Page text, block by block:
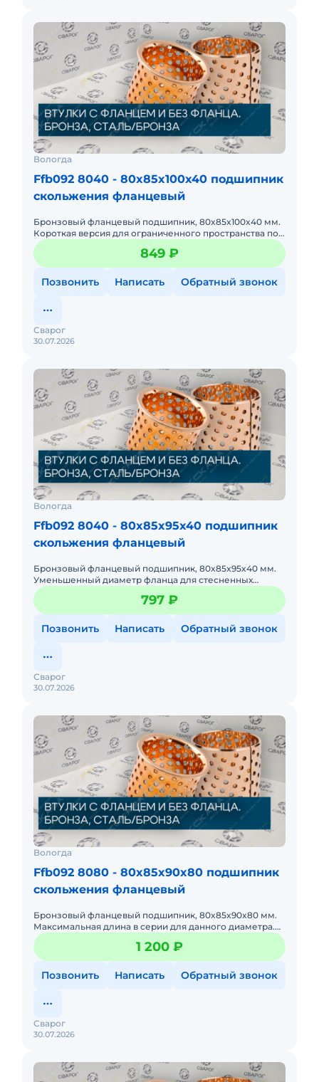
Вологда
Ffb092 8040 - 80x85x100x40 подшипник
скольжения фланцевый
Бронзовый фланцевый подшипник, 80x85x100x40 мм.
Короткая версия для ограниченного пространства по
длине.
849 ₽
Позвонить Написать Обратный звонок
30.07.2026
Сварог
Вологда
Ffb092 8040 - 80x85x95x40 подшипник
скольжения фланцевый
Бронзовый фланцевый подшипник, 80x85x95x40 мм.
Уменьшенный диаметр фланца для стесненных
условий.
797 ₽
Позвонить Написать Обратный звонок
30.07.2026
Сварог
Вологда
Ffb092 8080 - 80x85x90x80 подшипник
скольжения фланцевый
Бронзовый фланцевый подшипник, 80x85x90x80 мм.
Максимальная длина в серии для данного диаметра.
Для шарниров с высокими радиальными нагрузками.
1 200 ₽
Позвонить Написать Обратный звонок
30.07.2026
Сварог